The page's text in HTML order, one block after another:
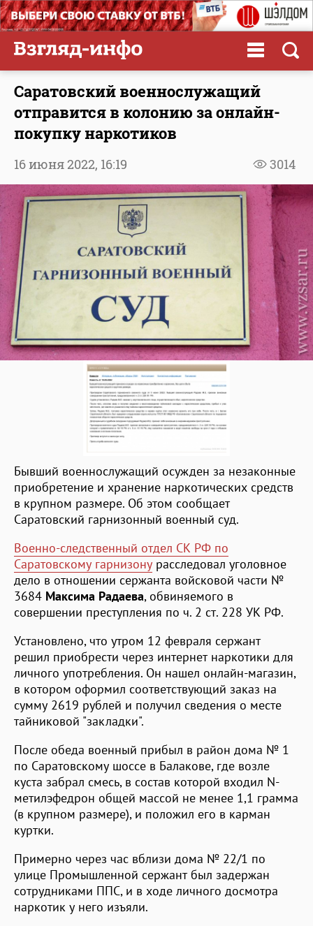
Саратовский военнослужащий
отправится в колонию за онлайн-
покупку наркотиков
3014
16 июня 2022, 16:19
Бывший военнослужащий осужден за незаконные
приобретение и хранение наркотических средств
в крупном размере. Об этом сообщает
Саратовский гарнизонный военный суд.
Военно-следственный отдел СК РФ по
Саратовскому гарнизону расследовал уголовное
дело в отношении сержанта войсковой части №
3684 Максима Радаева, обвиняемого в
совершении преступления по ч. 2 ст. 228 УК РФ.
Установлено, что утром 12 февраля сержант
решил приобрести через интернет наркотики для
личного употребления. Он нашел онлайн-магазин,
в котором оформил соответствующий заказ на
сумму 2619 рублей и получил сведения о месте
тайниковой "закладки".
После обеда военный прибыл в район дома № 1
по Саратовскому шоссе в Балакове, где возле
куста забрал смесь, в состав которой входил N-
метилэфедрон общей массой не менее 1,1 грамма
(в крупном размере), и положил его в карман
куртки.
Примерно через час вблизи дома № 22/1 по
улице Промышленной сержант был задержан
сотрудниками ППС, и в ходе личного досмотра
наркотик у него изъяли.